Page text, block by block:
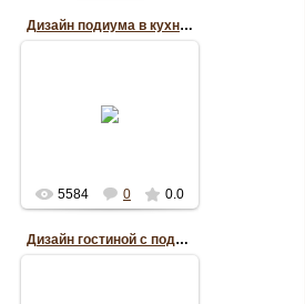
Дизайн подиума в кухне-столовой
5584 0 0.0
Дизайн гостиной с подиумом